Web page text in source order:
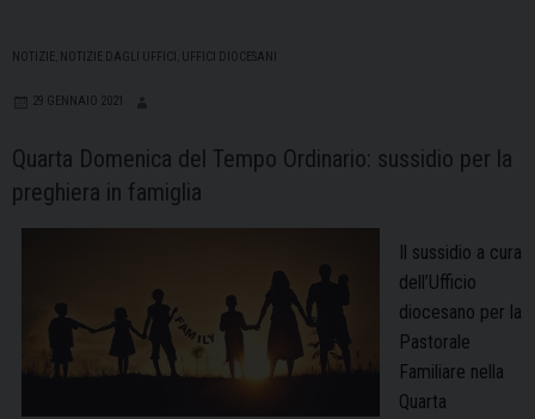
NOTIZIE NOTIZIE DAGLI UFFICI UFFICI DIOCESANI
29 GENNAIO 2021
Quarta Domenica del Tempo Ordinario: sussidio per la
preghiera in famiglia
Il sussidio a cura
dell’Ufficio
diocesano per la
Pastorale
Familiare nella
Quarta